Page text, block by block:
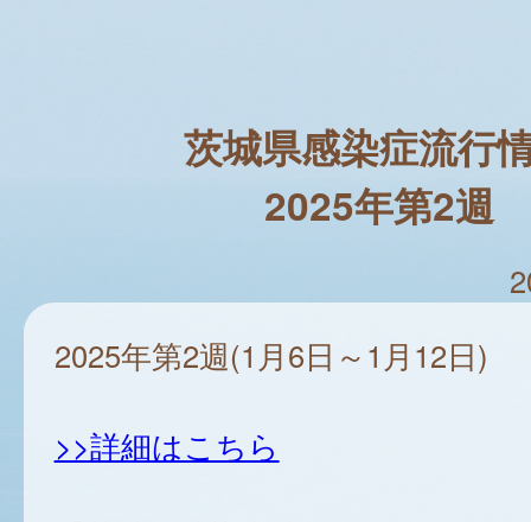
茨城県感染症流行
2025年第2週
2025年第2週(1月6日～1月12日)
>>詳細はこちら